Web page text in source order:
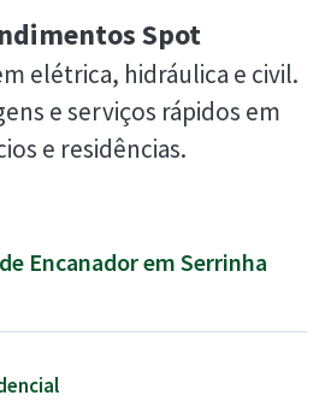
Spot
elétrica, hidráulica e civil.
e serviços rápidos em
e residências.
Encanador em Serrinha